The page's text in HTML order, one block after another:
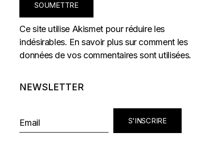
SOUMETTRE
Ce site utilise Akismet pour réduire les
indésirables. En savoir plus sur comment les
données de vos commentaires sont utilisées.
NEWSLETTER
S'INSCRIRE